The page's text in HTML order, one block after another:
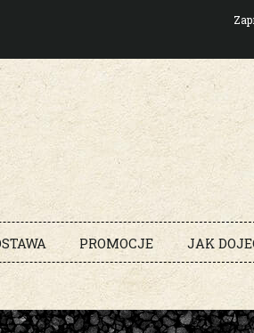
PROMOCJE JAK